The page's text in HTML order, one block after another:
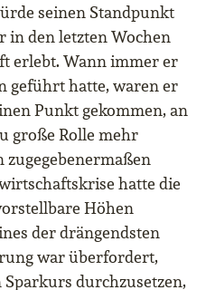
seinen Standpunkt
in den letzten Wochen
erlebt. Wann immer er
geführt hatte, waren er
Punkt gekommen, an
große Rolle mehr
zugegebenermaßen
hatte die
Höhen
der drängendsten
war überfordert,
durchzusetzen,